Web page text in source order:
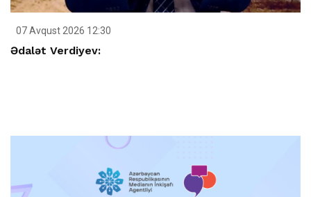
07 Avqust 2026 12:30
Ədalət Verdiyev: